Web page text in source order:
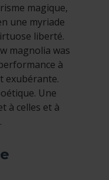
magique,
une myriade
liberté.
magnolia was
à
exubérante.
Une
à celles et à